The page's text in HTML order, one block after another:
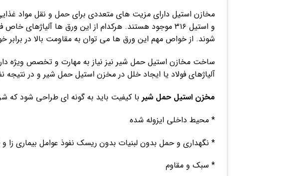
و استیل ۳۱۶ موجود هستند. هرکدام از این ورق ها
شوند. از خواص مهم این ورق ها می توان به مقاومت بالا در برابر
ساخت مخازن استیل حمل شیر نیز نیاز به مهارت و تخصص ویژه
آلیاژهای فولاد یا ایجاد خلل در مخزن استیل حمل شیر و در
مخزن استیل حمل شیر با کیفیت باید به گونه ای طراحی شود که
* محیط داخلی ایزوله شده
* نگهداری و حمل بدون لبنیات بدون ریسک نفوذ عوامل بیماری زا و
* سبک و مقاوم